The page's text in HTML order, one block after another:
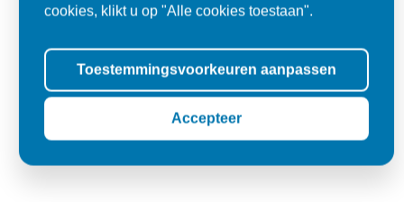
cookies, klikt u op "Alle cookies toestaan".
Toestemmingsvoorkeuren aanpassen
Accepteer